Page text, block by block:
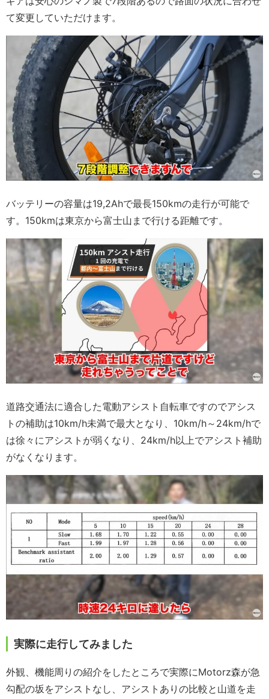
て変更していただけます。
バッテリーの容量は19,2Ahで最長150kmの走行が可能で
す。150kmは東京から富士山まで行ける距離です。
道路交通法に適合した電動アシスト自転車ですのでアシス
トの補助は10km/h未満で最大となり、10km/h～24km/hで
は徐々にアシストが弱くなり、24km/h以上でアシスト補助
がなくなります。
実際に走行してみました
外観、機能周りの紹介をしたところで実際にMotorz森が急
勾配の坂をアシストなし、アシストありの比較と山道を走